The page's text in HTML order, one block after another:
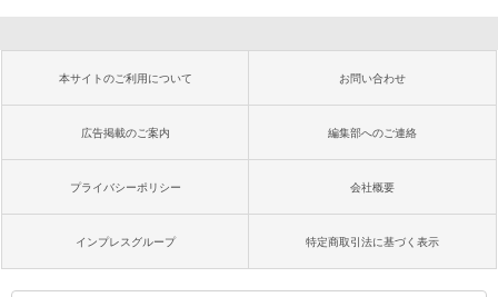
本サイトのご利用について お問い合わせ
広告掲載のご案内 編集部へのご連絡
プライバシーポリシー 会社概要
インプレスグループ 特定商取引法に基づく表示